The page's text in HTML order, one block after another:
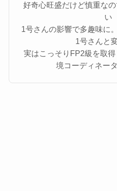
好奇心旺盛だけど慎重な
い
1号さんの影響で多趣味に
1号さんと
実はこっそりFP2級を取
境コーディネー